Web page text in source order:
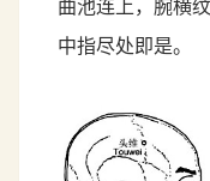
曲池连上，腕横
中指尽处即是。